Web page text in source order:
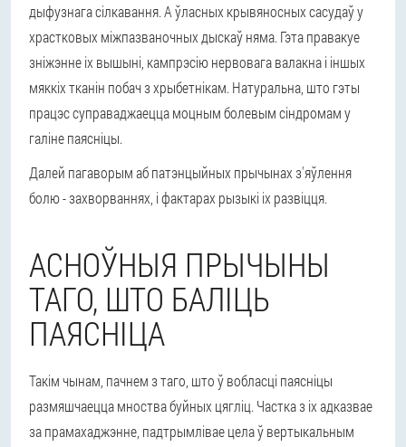
дыфузнага сілкавання. А ўласных крывяносных сасудаў у
храстковых міжпазваночных дыскаў няма. Гэта правакуе
зніжэнне іх вышыні, кампрэсію нервовага валакна і іншых
мяккіх тканін побач з хрыбетнікам. Натуральна, што гэты
працэс суправаджаецца моцным болевым сіндромам у
галіне паясніцы.
Далей пагаворым аб патэнцыйных прычынах з'яўлення
болю - захворваннях, і фактарах рызыкі іх развіцця.
АСНОЎНЫЯ ПРЫЧЫНЫ
ТАГО, ШТО БАЛІЦЬ
ПАЯСНІЦА
Такім чынам, пачнем з таго, што ў вобласці паясніцы
размяшчаецца мноства буйных цягліц. Частка з іх адказвае
за прамахаджэнне, падтрымлівае цела ў вертыкальным